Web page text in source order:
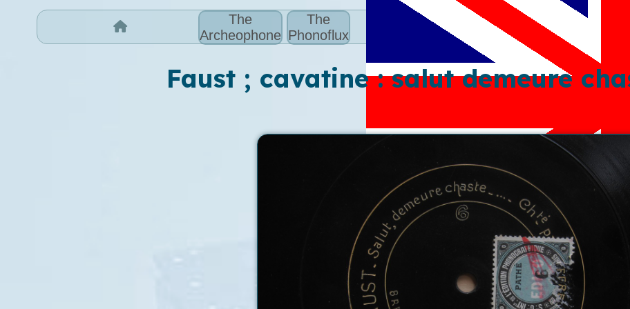
The
Archeophone
The
Phonoflux
Faust ; cavatine : salut demeure